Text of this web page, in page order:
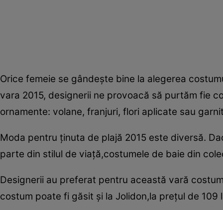
Orice femeie se gândeşte bine la alegerea
vara 2015, designerii ne provoacă să purtăm fie
ornamente: volane, franjuri, flori aplicate sau
Moda pentru ţinuta de plajă 2015 este diversă.
parte din stilul de viaţă,costumele de baie din
Designerii au preferat pentru această vară
costum poate fi găsit şi la Jolidon,la preţul de 109